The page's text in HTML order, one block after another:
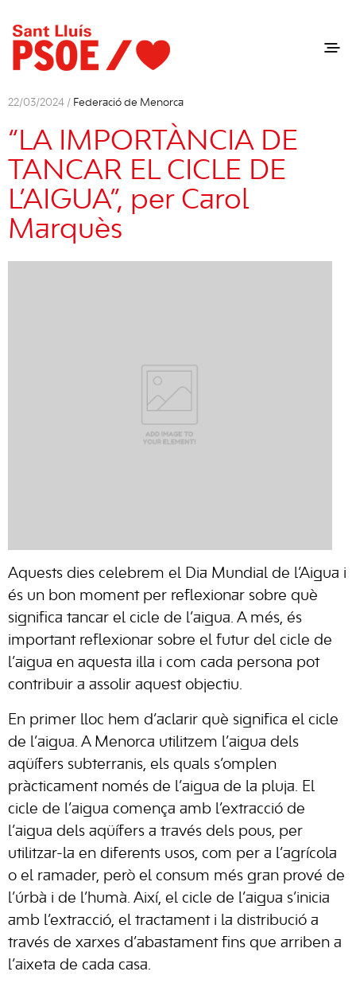
22/03/2024 / Federació de Menorca
“LA IMPORTÀNCIA DE
TANCAR EL CICLE DE
L’AIGUA”, per Carol
Marquès
Aquests dies celebrem el Dia Mundial de l’Aigua i
és un bon moment per reflexionar sobre què
significa tancar el cicle de l’aigua. A més, és
important reflexionar sobre el futur del cicle de
l’aigua en aquesta illa i com cada persona pot
contribuir a assolir aquest objectiu.
En primer lloc hem d’aclarir què significa el cicle
de l’aigua. A Menorca utilitzem l’aigua dels
aqüífers subterranis, els quals s’omplen
pràcticament només de l’aigua de la pluja. El
cicle de l’aigua comença amb l’extracció de
l’aigua dels aqüífers a través dels pous, per
utilitzar-la en diferents usos, com per a l’agrícola
o el ramader, però el consum més gran prové de
l’úrbà i de l’humà. Així, el cicle de l’aigua s’inicia
amb l’extracció, el tractament i la distribució a
través de xarxes d’abastament fins que arriben a
l’aixeta de cada casa.